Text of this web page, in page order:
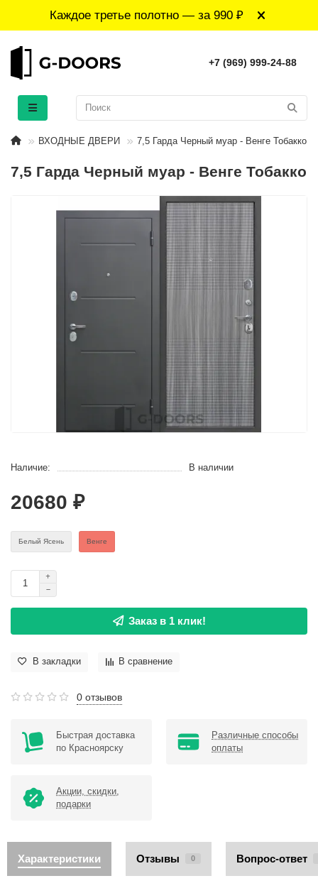
Каждое третье полотно — за 990 ₽
+7 (969) 999-24-88
ВХОДНЫЕ ДВЕРИ 7,5 Гарда Черный муар - Венге Тобакко
7,5 Гарда Черный муар - Венге Тобакко
Наличие: В наличии
20680 ₽
Белый Ясень Венге
Заказ в 1 клик!
В закладки В сравнение
0 отзывов
Быстрая доставка
по Красноярску
Различные способы
оплаты
Акции, скидки,
подарки
Характеристики Отзывы 0 Вопрос-ответ